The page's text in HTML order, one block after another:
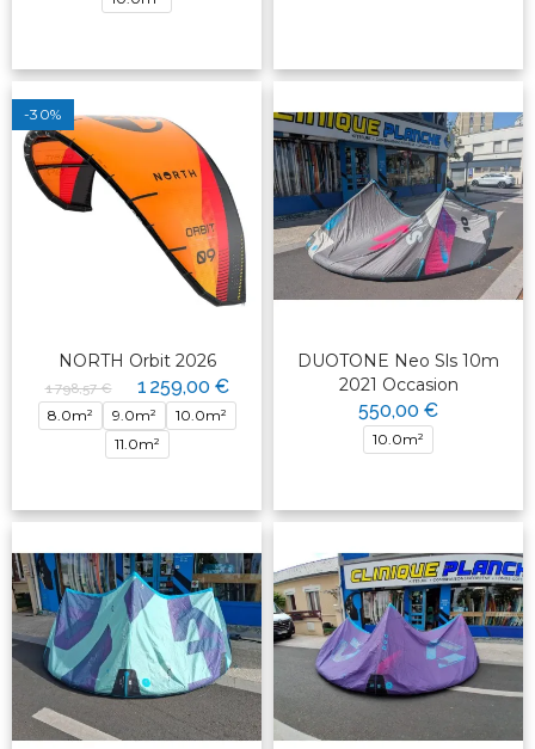
-30%
NORTH Orbit 2026
1 798,57 € 1 259,00 €
8.0m² 9.0m²
10.0m²
11.0m²
DUOTONE Neo Sls 10m
2021 Occasion
550,00 €
10.0m²